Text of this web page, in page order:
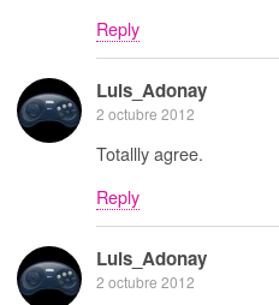
Reply
Luis_Adonay
2 octubre 2012
Totallly agree.
Reply
Luis_Adonay
2 octubre 2012